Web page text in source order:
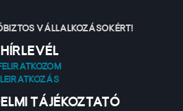
vállalkozásokért!
Hírlevél
Leiratkozás
tájékoztató